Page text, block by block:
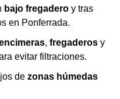
bajo fregadero y tras
en Ponferrada.
, fregaderos y
evitar filtraciones.
de zonas húmedas